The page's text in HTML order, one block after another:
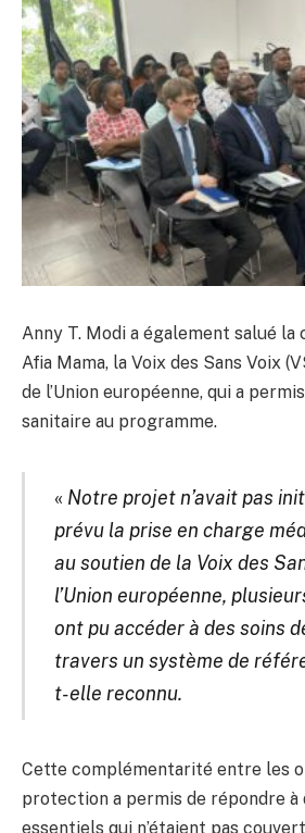
Anny T. Modi a également salué
Afia Mama, la Voix des Sans Voix
de l’Union européenne, qui a
sanitaire au programme.
« Notre projet n’avait pas
prévu la prise en charge
au soutien de la Voix des
l’Union européenne,
ont pu accéder à des soins
travers un système de
t-elle reconnu.
Cette complémentarité entre les
protection a permis de répondre à
essentiels qui n’étaient pas